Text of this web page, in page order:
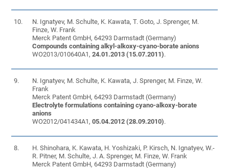
10.
N. Ignatyev, M. Schulte, K. Kawata, T. Goto, J. Sprenger, M.
Finze, W. Frank
Merck Patent GmbH, 64293 Darmstadt (Germany)
Compounds containing alkyl-alkoxy-cyano-borate anions
WO2013/010640A1,24.01.2013 (15.07.2011).
9.
N. Ignatyev, M. Schulte, K. Kawata, J. Sprenger, M. Finze, W.
Frank
Merck Patent GmbH, 64293 Darmstadt (Germany)
Electrolyte formulations containing cyano-alkoxy-borate
anions
WO2012/041434A1,05.04.2012 (28.09.2010).
8.
H. Shinohara, K. Kawata, H. Yoshizaki, P. Kirsch, N. Ignatyev, W.-
R. Pitner, M. Schulte, J. A. Sprenger, M. Finze, W. Frank
Merck Patent GmbH, 64293 Darmstadt (Germany)